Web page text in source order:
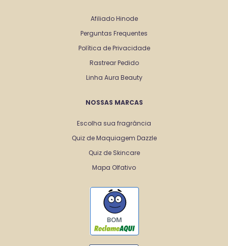
Afiliado Hinode
Perguntas Frequentes
Política de Privacidade
Rastrear Pedido
Linha Aura Beauty
NOSSAS MARCAS
Escolha sua fragrância
Quiz de Maquiagem Dazzle
Quiz de Skincare
Mapa Olfativo
BOM